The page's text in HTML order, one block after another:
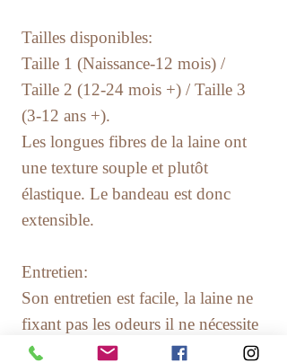
Tailles disponibles:
Taille 1 (Naissance-12 mois) /
Taille 2 (12-24 mois +) / Taille 3
(3-12 ans +).
Les longues fibres de la laine ont
une texture souple et plutôt
élastique. Le bandeau est donc
extensible.
Entretien:
Son entretien est facile, la laine ne
fixant pas les odeurs il ne nécessite
que très peu de lavages.